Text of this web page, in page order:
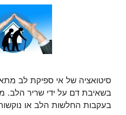
סיטואציה של אי ספיקת לב
בשאיבת דם על ידי שריר הלב.
בעקבות החלשות הלב או